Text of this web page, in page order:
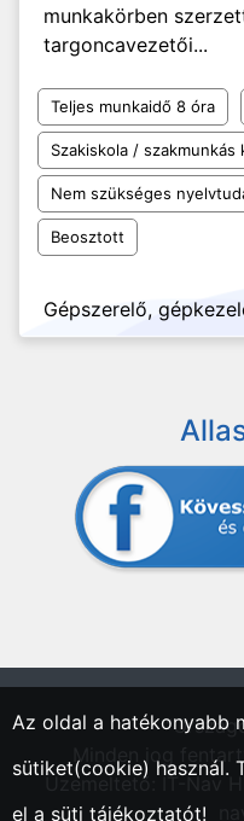
munkakörben
targoncavezetői...
Teljes munkaidő 8 óra
Szakiskola / szakmunkás
Nem szükséges
Beosztott
Gépszerelő,
Minden jog
Üzemeltető: IT-Nav
Az oldal a hatékonyabb
sütiket(cookie) használ.
el a süti tájékoztatót!